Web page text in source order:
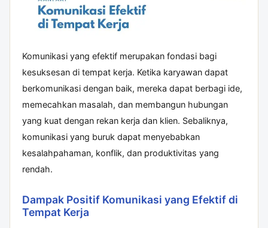
Komunikasi yang efektif merupakan fondasi bagi
kesuksesan di tempat kerja. Ketika karyawan dapat
berkomunikasi dengan baik, mereka dapat berbagi ide,
memecahkan masalah, dan membangun hubungan
yang kuat dengan rekan kerja dan klien. Sebaliknya,
komunikasi yang buruk dapat menyebabkan
kesalahpahaman, konflik, dan produktivitas yang
rendah.
Dampak Positif Komunikasi yang Efektif di
Tempat Kerja